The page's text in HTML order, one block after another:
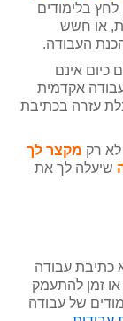
בלימודים
או חשש
העבודה.
כיום אינם
אקדמית
עזרה בכתיבת
לא רק מקצר לך
שיעלה לך את
כתיבת עבודה
זמן להתעמק
של עבודה